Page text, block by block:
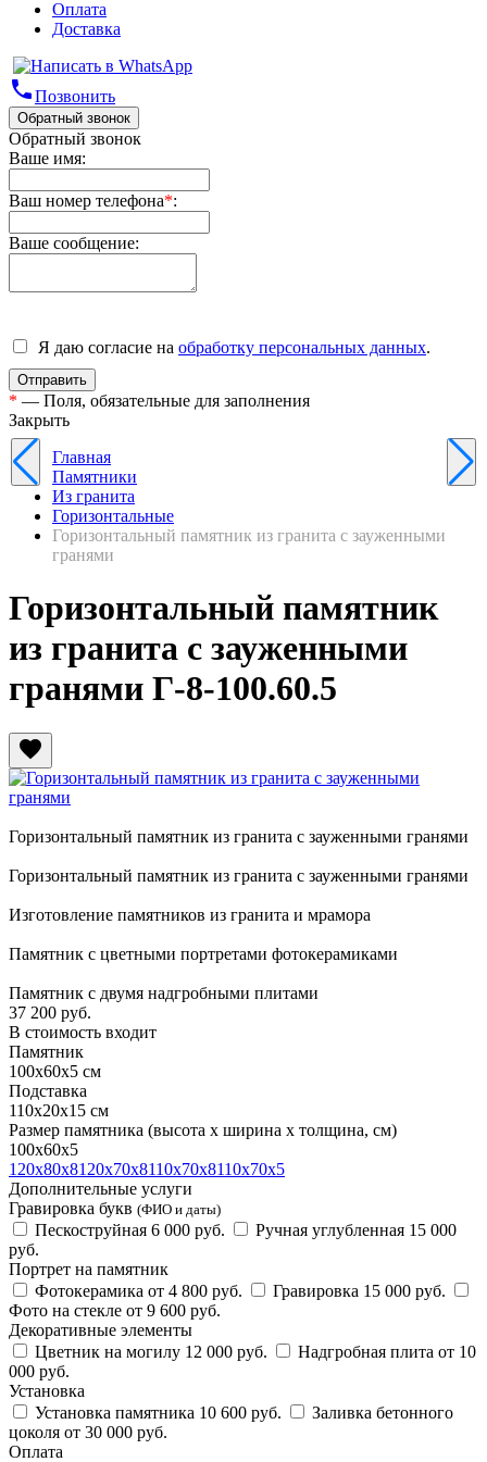
Оплата
Доставка
phoneПозвонить
Обратный звонок
Обратный звонок
Ваше имя:
Ваш номер телефона*:
Ваше сообщение:
Я даю согласие на обработку персональных данных.
* — Поля, обязательные для заполнения
Закрыть
Главная
Памятники
Из гранита
Горизонтальные
Горизонтальный памятник из гранита с зауженными
гранями
Горизонтальный памятник
из гранита с зауженными
гранями Г-8-100.60.5
favorite
Горизонтальный памятник из гранита с зауженными гранями
Горизонтальный памятник из гранита с зауженными гранями
Изготовление памятников из гранита и мрамора
Памятник с цветными портретами фотокерамиками
Памятник с двумя надгробными плитами
37 200 руб.
В стоимость входит
Памятник
100х60х5 см
Подставка
110х20х15 см
Размер памятника (высота х ширина х толщина, см)
100х60х5
120х80х8120х70х8110х70х8110х70х5
Дополнительные услуги
Гравировка букв (ФИО и даты)
Пескоструйная 6 000 руб. Ручная углубленная 15 000
руб.
Портрет на памятник
Фотокерамика от 4 800 руб. Гравировка 15 000 руб.
Фото на стекле от 9 600 руб.
Декоративные элементы
Цветник на могилу 12 000 руб. Надгробная плита от 10
000 руб.
Установка
Установка памятника 10 600 руб.
Заливка бетонного
цоколя от 30 000 руб.
Оплата